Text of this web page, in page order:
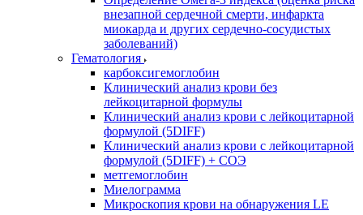
внезапной сердечной смерти, инфаркта
миокарда и других сердечно-сосудистых
заболеваний)
Гематология
карбоксигемоглобин
Клинический анализ крови без
лейкоцитарной формулы
Клинический анализ крови с лейкоцитарной
формулой (5DIFF)
Клинический анализ крови с лейкоцитарной
формулой (5DIFF) + СОЭ
метгемоглобин
Миелограмма
Микроскопия крови на обнаружения LE